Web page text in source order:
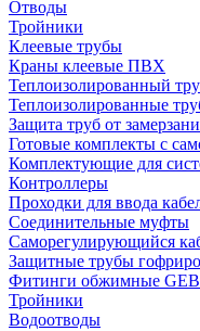
Отводы
Тройники
Клеевые трубы
Краны клеевые ПВХ
Теплоизолированный
Теплоизолированные
Защита труб от
Готовые комплекты с
Комплектующие для
Контроллеры
Проходки для ввода
Соединительные муфты
Саморегулирующийся
Защитные трубы
Фитинги обжимные
Тройники
Водоотводы